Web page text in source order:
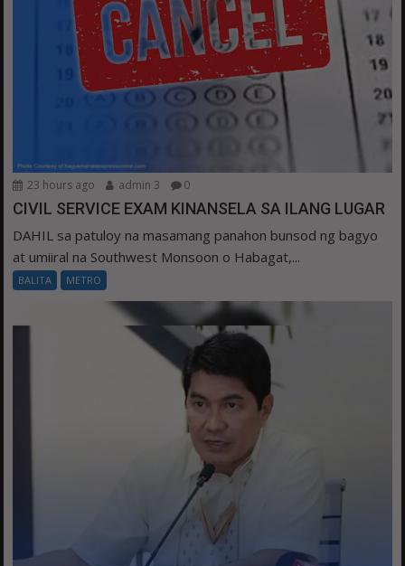
23 hours ago admin 3 0
CIVIL SERVICE EXAM KINANSELA SA ILANG LUGAR
DAHIL sa patuloy na masamang panahon bunsod ng bagyo
at umiiral na Southwest Monsoon o Habagat,...
BALITA METRO